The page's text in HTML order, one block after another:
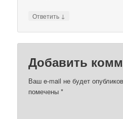
Ответить ↓
Добавить
Ваш e-mail не будет
помечены*